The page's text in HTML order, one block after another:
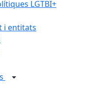
LGTBI+
i entitats